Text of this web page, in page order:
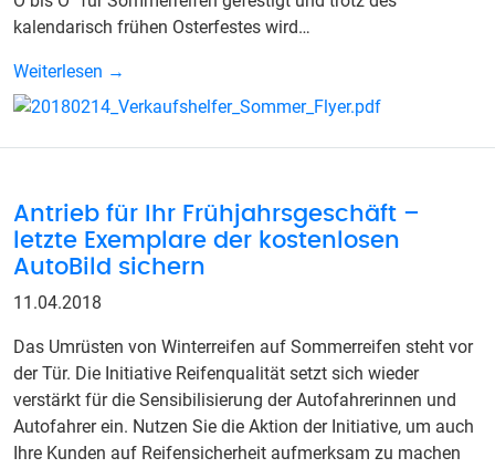
kalendarisch frühen Osterfestes wird…
Weiterlesen →
Antrieb für Ihr Frühjahrsgeschäft –
letzte Exemplare der kostenlosen
AutoBild sichern
11.04.2018
Das Umrüsten von Winterreifen auf Sommerreifen steht vor
der Tür. Die Initiative Reifenqualität setzt sich wieder
verstärkt für die Sensibilisierung der Autofahrerinnen und
Autofahrer ein. Nutzen Sie die Aktion der Initiative, um auch
Ihre Kunden auf Reifensicherheit aufmerksam zu machen